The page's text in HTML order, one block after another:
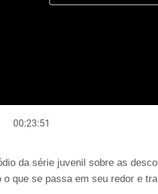
00:23:51
da série juvenil sobre as
o que se passa em seu redor e